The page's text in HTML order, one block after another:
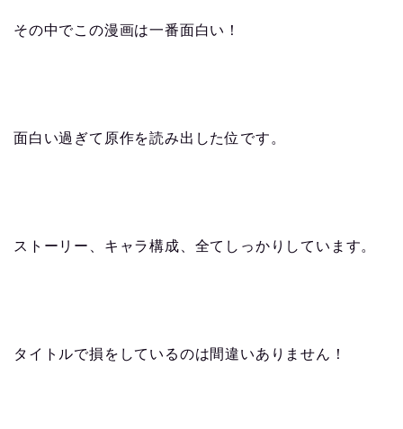
その中でこの漫画は一番面白い！
面白い過ぎて原作を読み出した位です。
ストーリー、キャラ構成、全てしっかりしています。
タイトルで損をしているのは間違いありません！